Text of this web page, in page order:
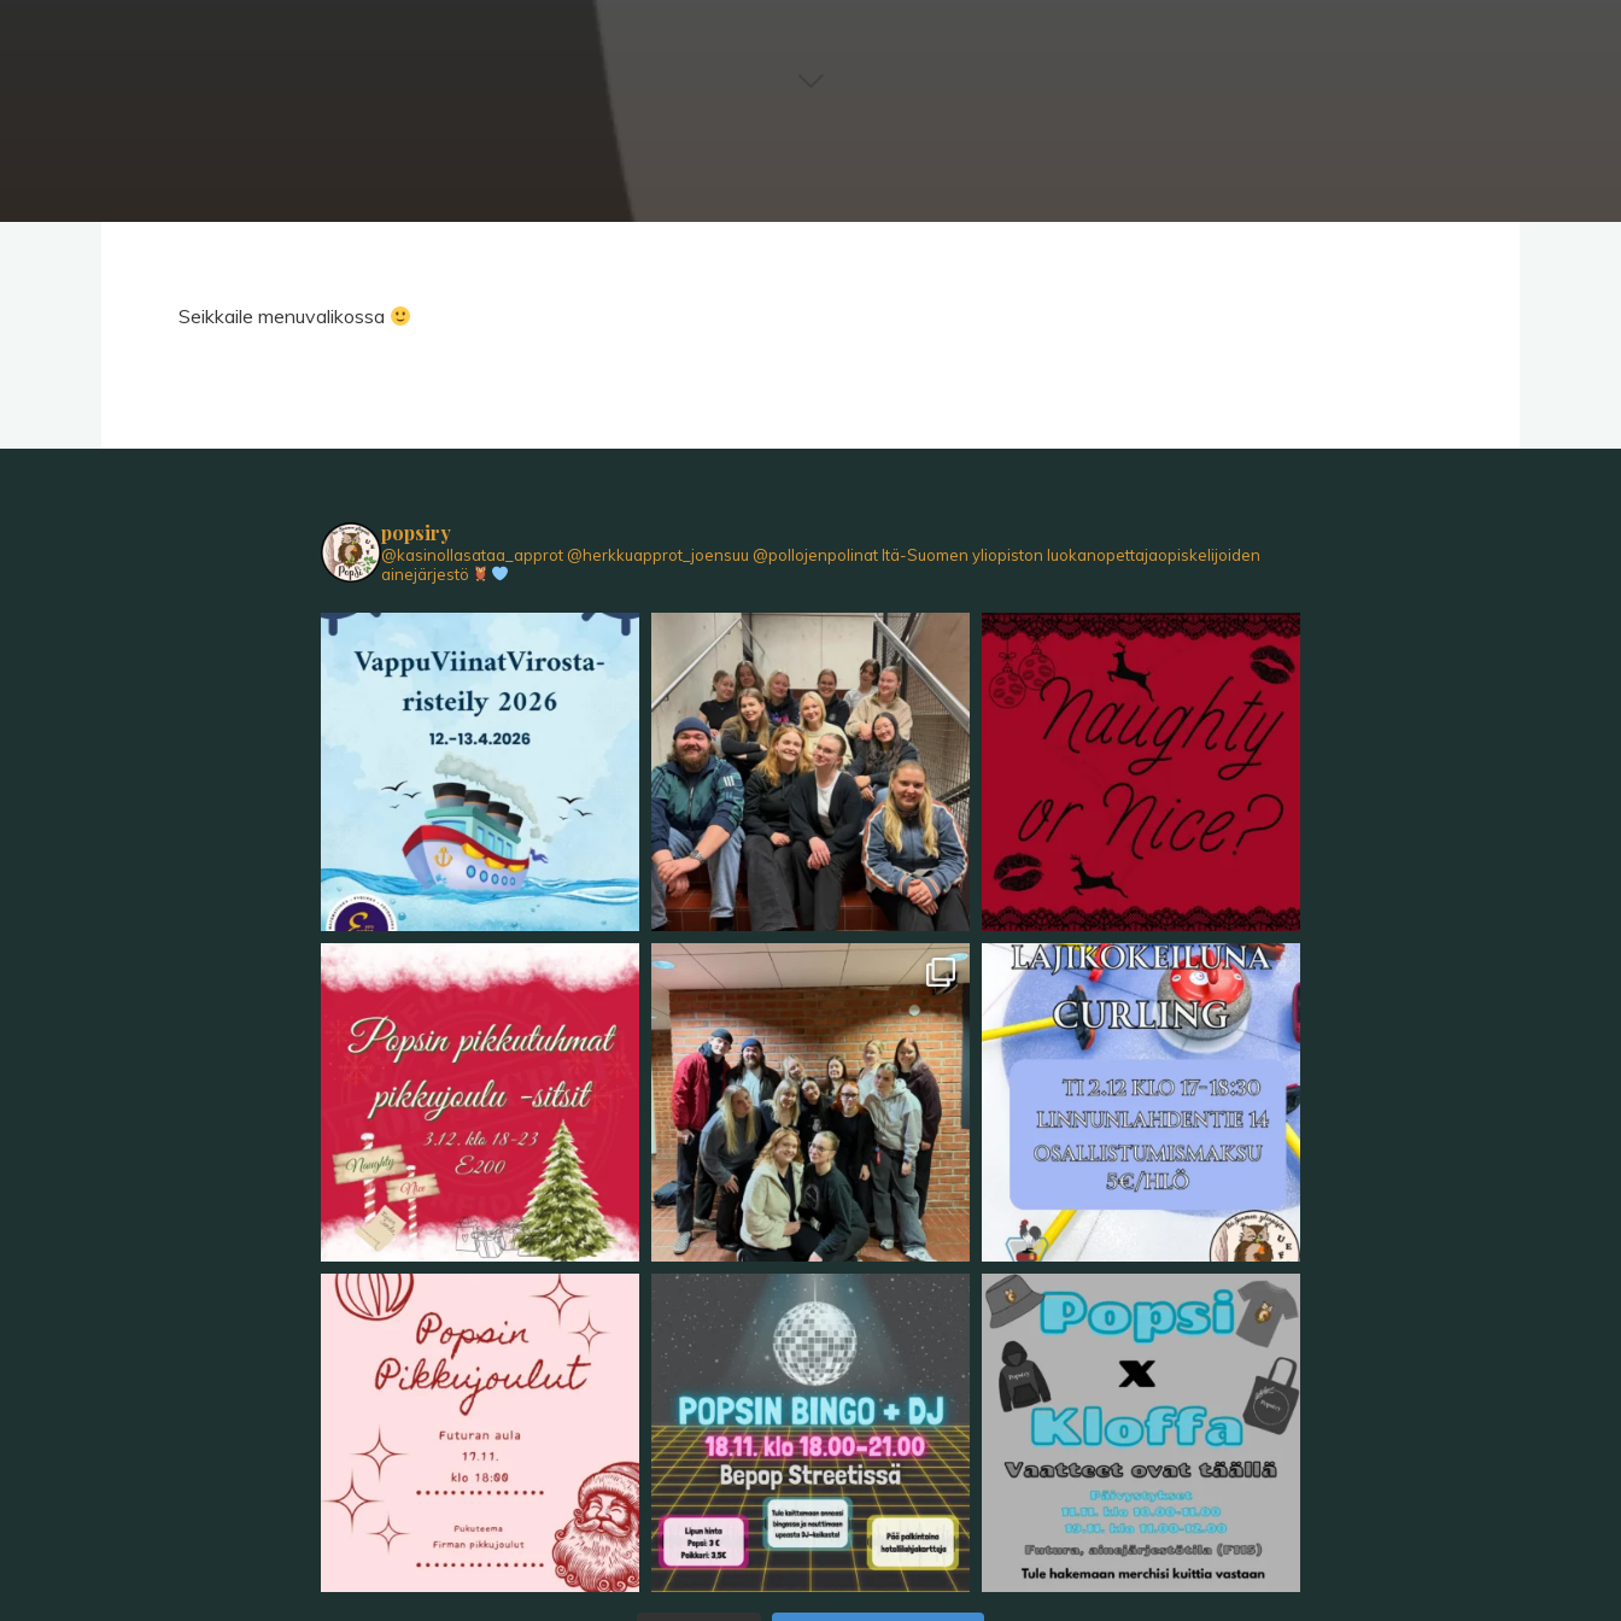
Seikkaile menuvalikossa
popsiry
@kasinollasataa_approt @herkkuapprot_joensuu @pollojenpolinatItä-Suomen yliopiston luokanopettajaopiskelijoiden
ainejärjestö